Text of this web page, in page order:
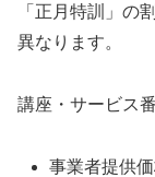
「正月特訓」の
異なります。
講座・サービス
事業者提供